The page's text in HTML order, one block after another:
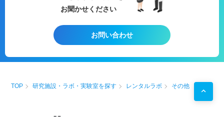
お聞かせください
お問い合わせ
TOP 研究施設・ラボ・実験室を探す レンタルラボ その他